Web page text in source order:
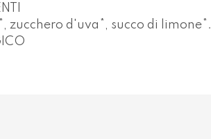
zucchero d'uva*, succo di limone*.